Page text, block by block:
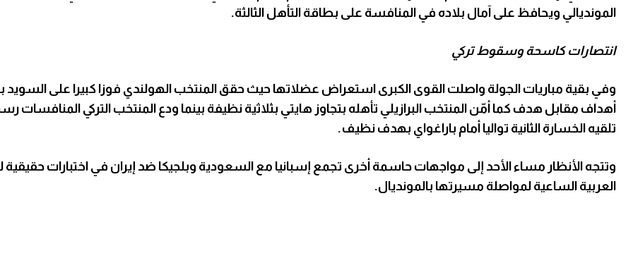
المونديالي ويحافظ على آمال بلاده في المنافسة على بطاقة التأهل الثالثة.
انتصارات كاسحة وسقوط تركي
وفي بقية مباريات الجولة واصلت القوى الكبرى استعراض عضلاتها حيث حقق المنتخب الهولندي فوزا كبيرا على
أهداف مقابل هدف كما أمّن المنتخب البرازيلي تأهله بتجاوز هايتي بثلاثية نظيفة بينما ودع المنتخب التركي المنافسات
تلقيه الخسارة الثانية تواليا أمام باراغواي بهدف نظيف.
وتتجه الأنظار مساء الأحد إلى مواجهات حاسمة أخرى تجمع إسبانيا مع السعودية وبلجيكا ضد إيران في اختبارات حقيقية
العربية الساعية لمواصلة مسيرتها بالمونديال.